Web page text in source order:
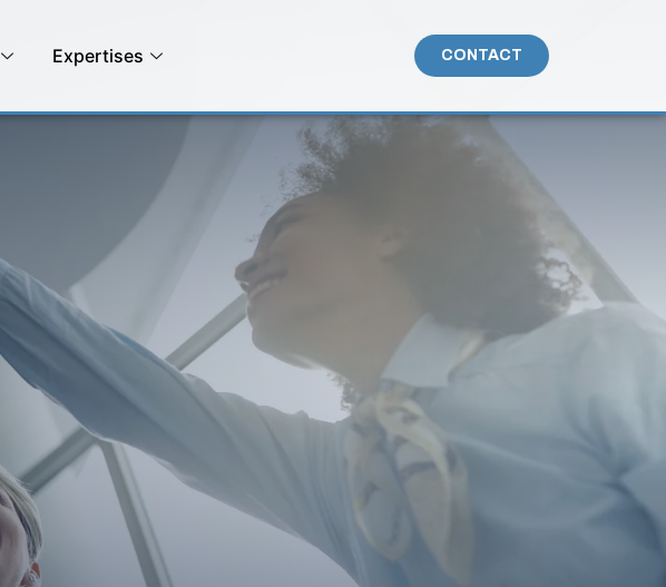
Expertises CONTACT